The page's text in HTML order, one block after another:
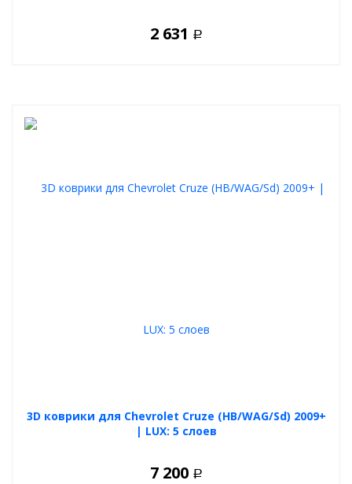
2 631 Р
3D коврики для Chevrolet Cruze (HB/WAG/Sd) 2009+
| LUX: 5 слоев
7 200 Р